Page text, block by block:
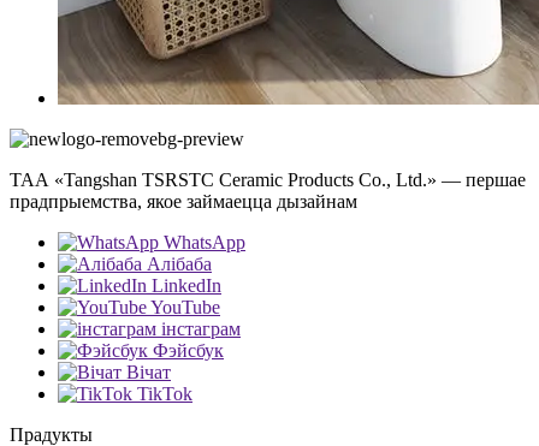
ТАА «Tangshan TSRSTC Ceramic Products Co., Ltd.» — першае
прадпрыемства, якое займаецца дызайнам
WhatsApp
Алібаба
LinkedIn
YouTube
інстаграм
Фэйсбук
Вічат
TikTok
Прадукты